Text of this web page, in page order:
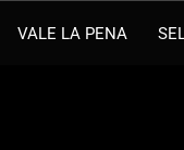
VALE LA PENA